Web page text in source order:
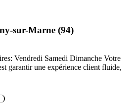
sur-Marne (94)
Vendredi Samedi Dimanche Votre
garantir une expérience client fluide,